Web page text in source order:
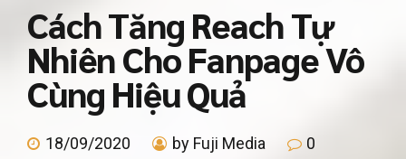
Cách Tăng Reach Tự
Nhiên Cho Fanpage Vô
Cùng Hiệu Quả
18/09/2020 by Fuji Media 0